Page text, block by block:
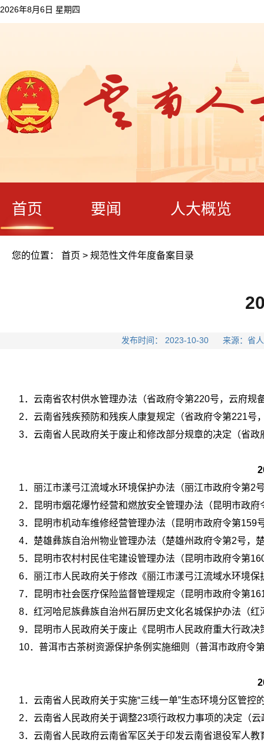
2026年8月6日 星期四
首页 要闻 人大概览
您的位置： 首页 > 规范性文件年度备案目录
发布时间： 2023-10-30 来源：省
1．云南省农村供水管理办法（省政府令第220号，云府规
2．云南省残疾预防和残疾人康复规定（省政府令第221号
3．云南省人民政府关于废止和修改部分规章的决定（省
1．丽江市漾弓江流域水环境保护办法（丽江市政府令第2
2．昆明市烟花爆竹经营和燃放安全管理办法（昆明市政
3．昆明市机动车维修经营管理办法（昆明市政府令第159
4．楚雄彝族自治州物业管理办法（楚雄州政府令第2号，
5．昆明市农村村民住宅建设管理办法（昆明市政府令第
6．丽江市人民政府关于修改《丽江市漾弓江流域水环境
7．昆明市社会医疗保险监督管理规定（昆明市政府令第
8．红河哈尼族彝族自治州石屏历史文化名城保护办法（
9．昆明市人民政府关于废止《昆明市人民政府重大行政
10．普洱市古茶树资源保护条例实施细则（普洱市政府令
1．云南省人民政府关于实施“三线一单”生态环境分区管
2．云南省人民政府关于调整23项行政权力事项的决定（
3．云南省人民政府云南省军区关于印发云南省退役军人